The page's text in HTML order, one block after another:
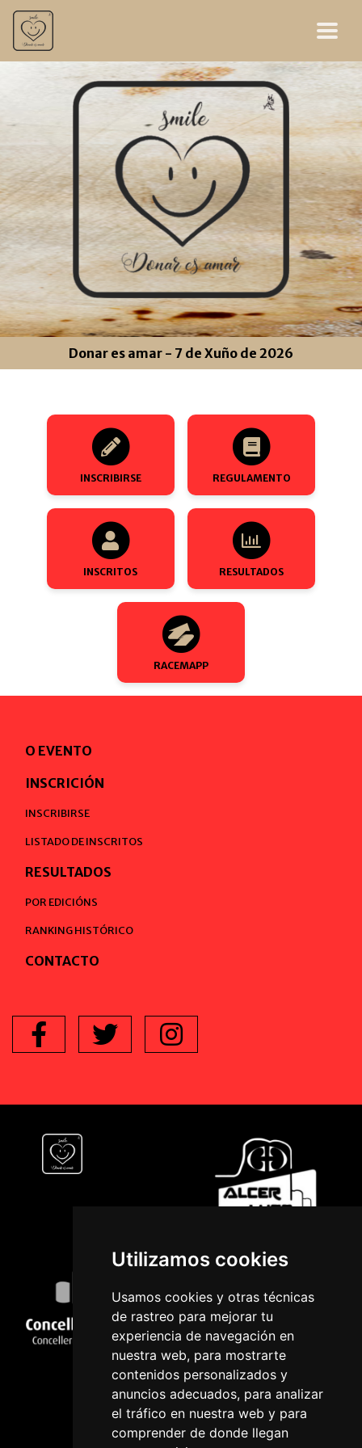
Utilizamos cookies
Usamos cookies y otras técnicas
de rastreo para mejorar tu
experiencia de navegación en
nuestra web, para mostrarte
contenidos personalizados y
anuncios adecuados, para analizar
el tráfico en nuestra web y para
comprender de donde llegan
Donar es amar - 7 de Xuño de 2026
INSCRIBIRSE REGULAMENTO
INSCRITOS RESULTADOS
RACEMAPP
O EVENTO
INSCRICIÓN
INSCRIBIRSE
LISTADO DE INSCRITOS
RESULTADOS
POR EDICIÓNS
RANKING HISTÓRICO
CONTACTO
Facebook Twitter Instagram